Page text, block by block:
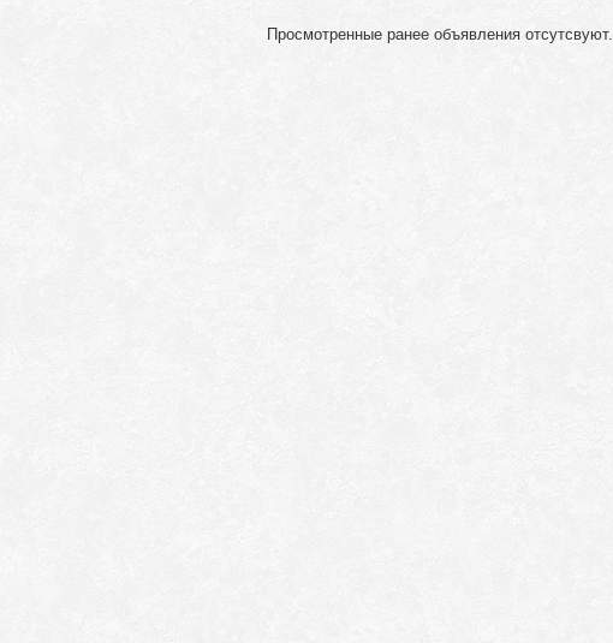
Просмотренные ранее объявления отсутсвуют.